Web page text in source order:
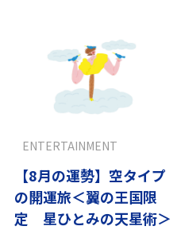
【8月の運勢】空タイプ
の開運旅＜翼の王国限
定 星ひとみの天星術＞
ENTERTAINMENT